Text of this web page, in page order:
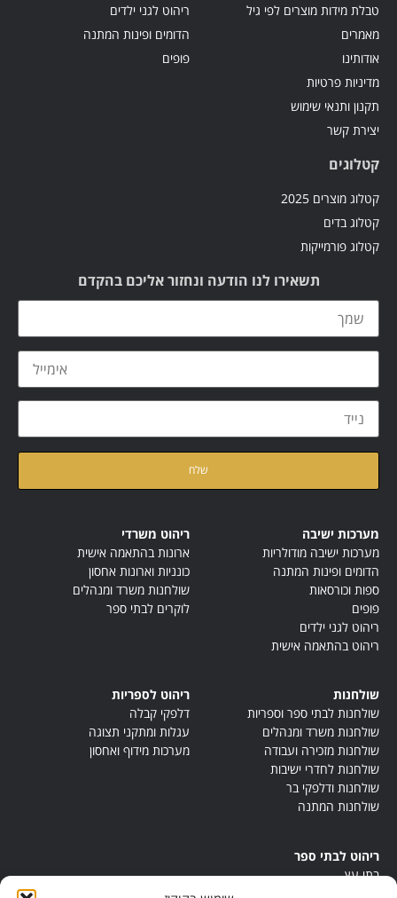
טבלת מידות מוצרים לפי גיל
מאמרים
אודותינו
מדיניות פרטיות
תקנון ותנאי שימוש
יצירת קשר
ריהוט לגני ילדים
הדומים ופינות המתנה
פופים
קטלוגים
קטלוג מוצרים 2025
קטלוג בדים
קטלוג פורמייקות
תשאירו לנו הודעה ונחזור אליכם בהקדם
מדיניות הפרטיות
מערכות ישיבה
מערכות ישיבה מודולריות
הדומים ופינות המתנה
ספות וכורסאות
פופים
ריהוט לגני ילדים
ריהוט בהתאמה אישית
ריהוט משרדי
ארונות בהתאמה אישית
כונניות וארונות אחסון
שולחנות משרד ומנהלים
לוקרים לבתי ספר
שולחנות
שולחנות לבתי ספר וספריות
שולחנות משרד ומנהלים
שולחנות מזכירה ועבודה
שולחנות לחדרי ישיבות
שולחנות ודלפקי בר
שולחנות המתנה
ריהוט לספריות
דלפקי קבלה
עגלות ומתקני תצוגה
מערכות מידוף ואחסון
ריהוט לבתי ספר
בתי עץ